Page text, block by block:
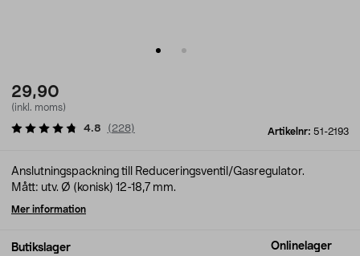
29,90
(inkl. moms)
Artikelnr: 51-2193
4.8 ( 228)
Butikslager Onlinelager
Anslutningspackning till Reduceringsventil/Gasregulator.
Mått: utv. Ø (konisk) 12-18,7 mm.
Mer information